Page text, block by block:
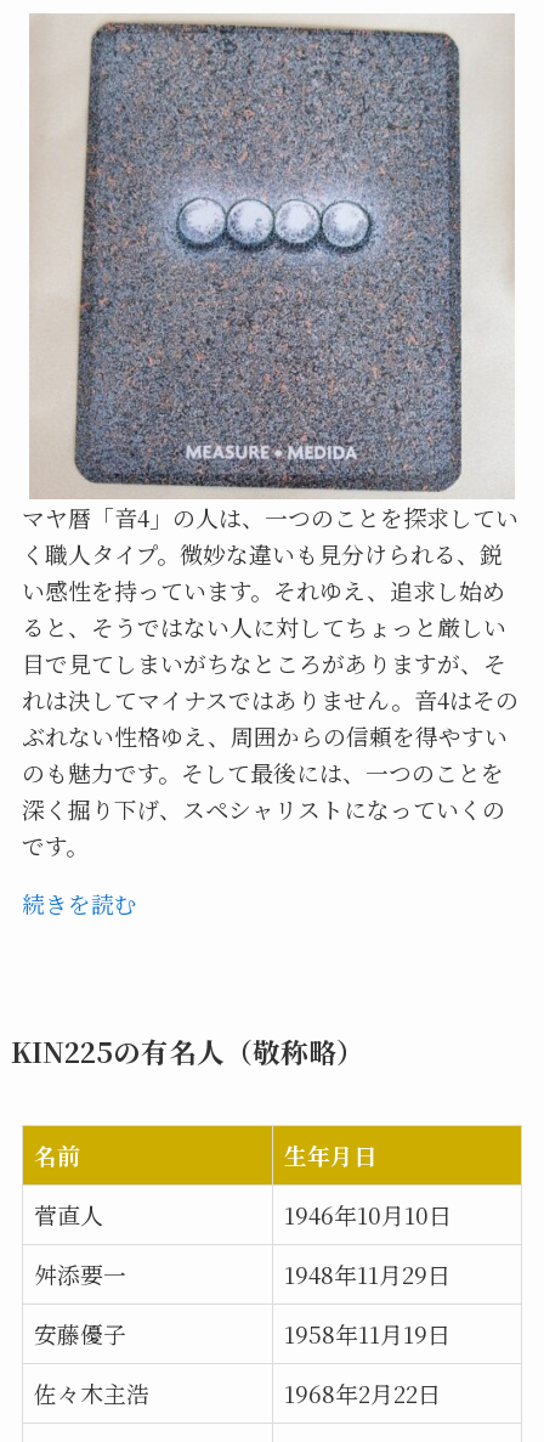
マヤ暦「音4」の人は、一つのことを探求してい
く職人タイプ。微妙な違いも見分けられる、鋭
い感性を持っています。それゆえ、追求し始め
ると、そうではない人に対してちょっと厳しい
目で見てしまいがちなところがありますが、そ
れは決してマイナスではありません。音4はその
ぶれない性格ゆえ、周囲からの信頼を得やすい
のも魅力です。そして最後には、一つのことを
深く掘り下げ、スペシャリストになっていくの
です。
続きを読む
KIN225の有名人（敬称略）
名前
生年月日
菅直人
1946年10月10日
舛添要一
1948年11月29日
安藤優子
1958年11月19日
佐々木主浩
1968年2月22日